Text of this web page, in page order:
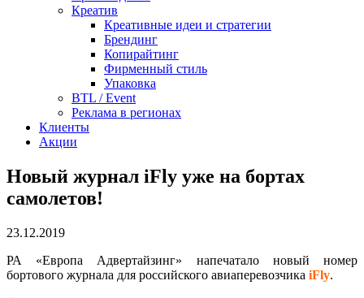
Креатив
Креативные идеи и стратегии
Брендинг
Копирайтинг
Фирменный стиль
Упаковка
BTL / Event
Реклама в регионах
Клиенты
Акции
Новый журнал iFly уже на бортах
самолетов!
23.12.2019
РА «Европа Адвертайзинг» напечатало новый номер
бортового журнала для российского авиаперевозчика iFly.